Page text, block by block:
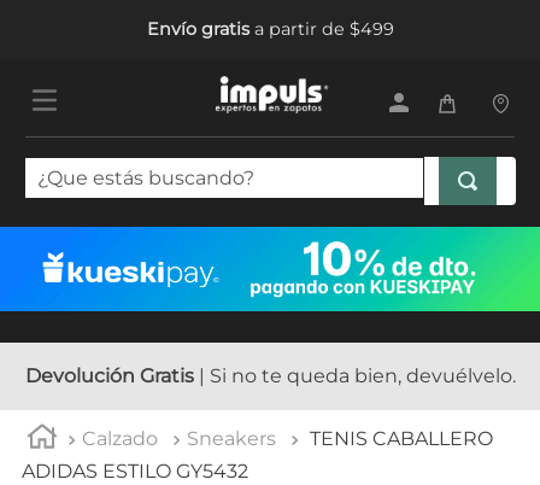
Envío gratisa partir de $499
¿Que estás buscando?
Devolución Gratis| Si no te queda bien, devuélvelo.
Calzado Sneakers
TENIS CABALLERO
ADIDAS ESTILO GY5432
1.
sandalias mujer
tenis hombre
5. tenis